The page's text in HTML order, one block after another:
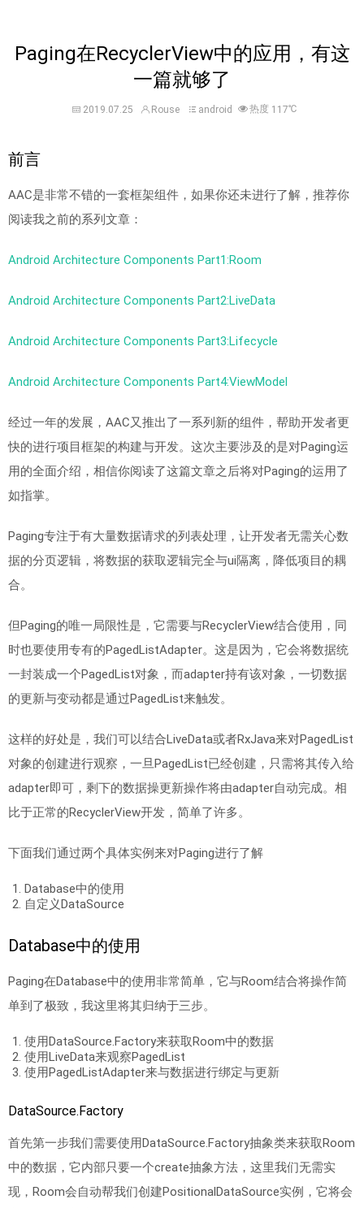
Paging在RecyclerView中的应用，有这
一篇就够了
2019.07.25 Rouse android 热度 117℃
前言
AAC是非常不错的一套框架组件，如果你还未进行了解，推荐你
阅读我之前的系列文章：
Android Architecture Components Part1:Room
Android Architecture Components Part2:LiveData
Android Architecture Components Part3:Lifecycle
Android Architecture Components Part4:ViewModel
经过一年的发展，AAC又推出了一系列新的组件，帮助开发者更
快的进行项目框架的构建与开发。这次主要涉及的是对Paging运
用的全面介绍，相信你阅读了这篇文章之后将对Paging的运用了
如指掌。
Paging专注于有大量数据请求的列表处理，让开发者无需关心数
据的分页逻辑，将数据的获取逻辑完全与ui隔离，降低项目的耦
合。
但Paging的唯一局限性是，它需要与RecyclerView结合使用，同
时也要使用专有的PagedListAdapter。这是因为，它会将数据统
一封装成一个PagedList对象，而adapter持有该对象，一切数据
的更新与变动都是通过PagedList来触发。
这样的好处是，我们可以结合LiveData或者RxJava来对PagedList
对象的创建进行观察，一旦PagedList已经创建，只需将其传入给
adapter即可，剩下的数据操更新操作将由adapter自动完成。相
比于正常的RecyclerView开发，简单了许多。
下面我们通过两个具体实例来对Paging进行了解
Database中的使用
自定义DataSource
Database中的使用
Paging在Database中的使用非常简单，它与Room结合将操作简
单到了极致，我这里将其归纳于三步。
使用DataSource.Factory来获取Room中的数据
使用LiveData来观察PagedList
使用PagedListAdapter来与数据进行绑定与更新
DataSource.Factory
首先第一步我们需要使用DataSource.Factory抽象类来获取Room
中的数据，它内部只要一个create抽象方法，这里我们无需实
现，Room会自动帮我们创建PositionalDataSource实例，它将会